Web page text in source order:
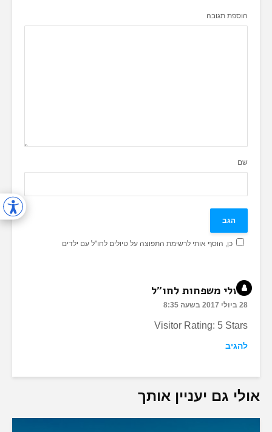
הוספת תגובה
שם
כן, הוסף אותי לרשימת התפוצה על טיולים לחו"ל עם ילדים
טיולי משפחות לחו"ל
28 ביולי 2017 בשעה 8:35
Visitor Rating: 5 Stars
להגיב
אולי גם יעניין אותך